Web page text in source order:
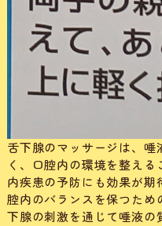
舌下腺のマッサージは、唾
く、口腔内の環境を整え
内疾患の予防にも効果が期
腔内のバランスを保つた
下腺の刺激を通じて唾液の